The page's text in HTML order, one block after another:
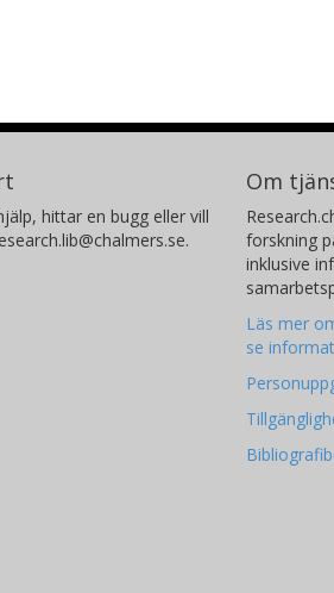
hittar en bugg eller vill
Om
forskning
inklusive
Läs mer
se